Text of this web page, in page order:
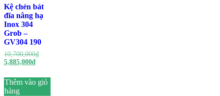
Kệ chén bát
đĩa nâng hạ
Inox 304
Grob –
GV304 190
10,700,000₫
5,885,000₫
Thêm vào giỏ
hàng